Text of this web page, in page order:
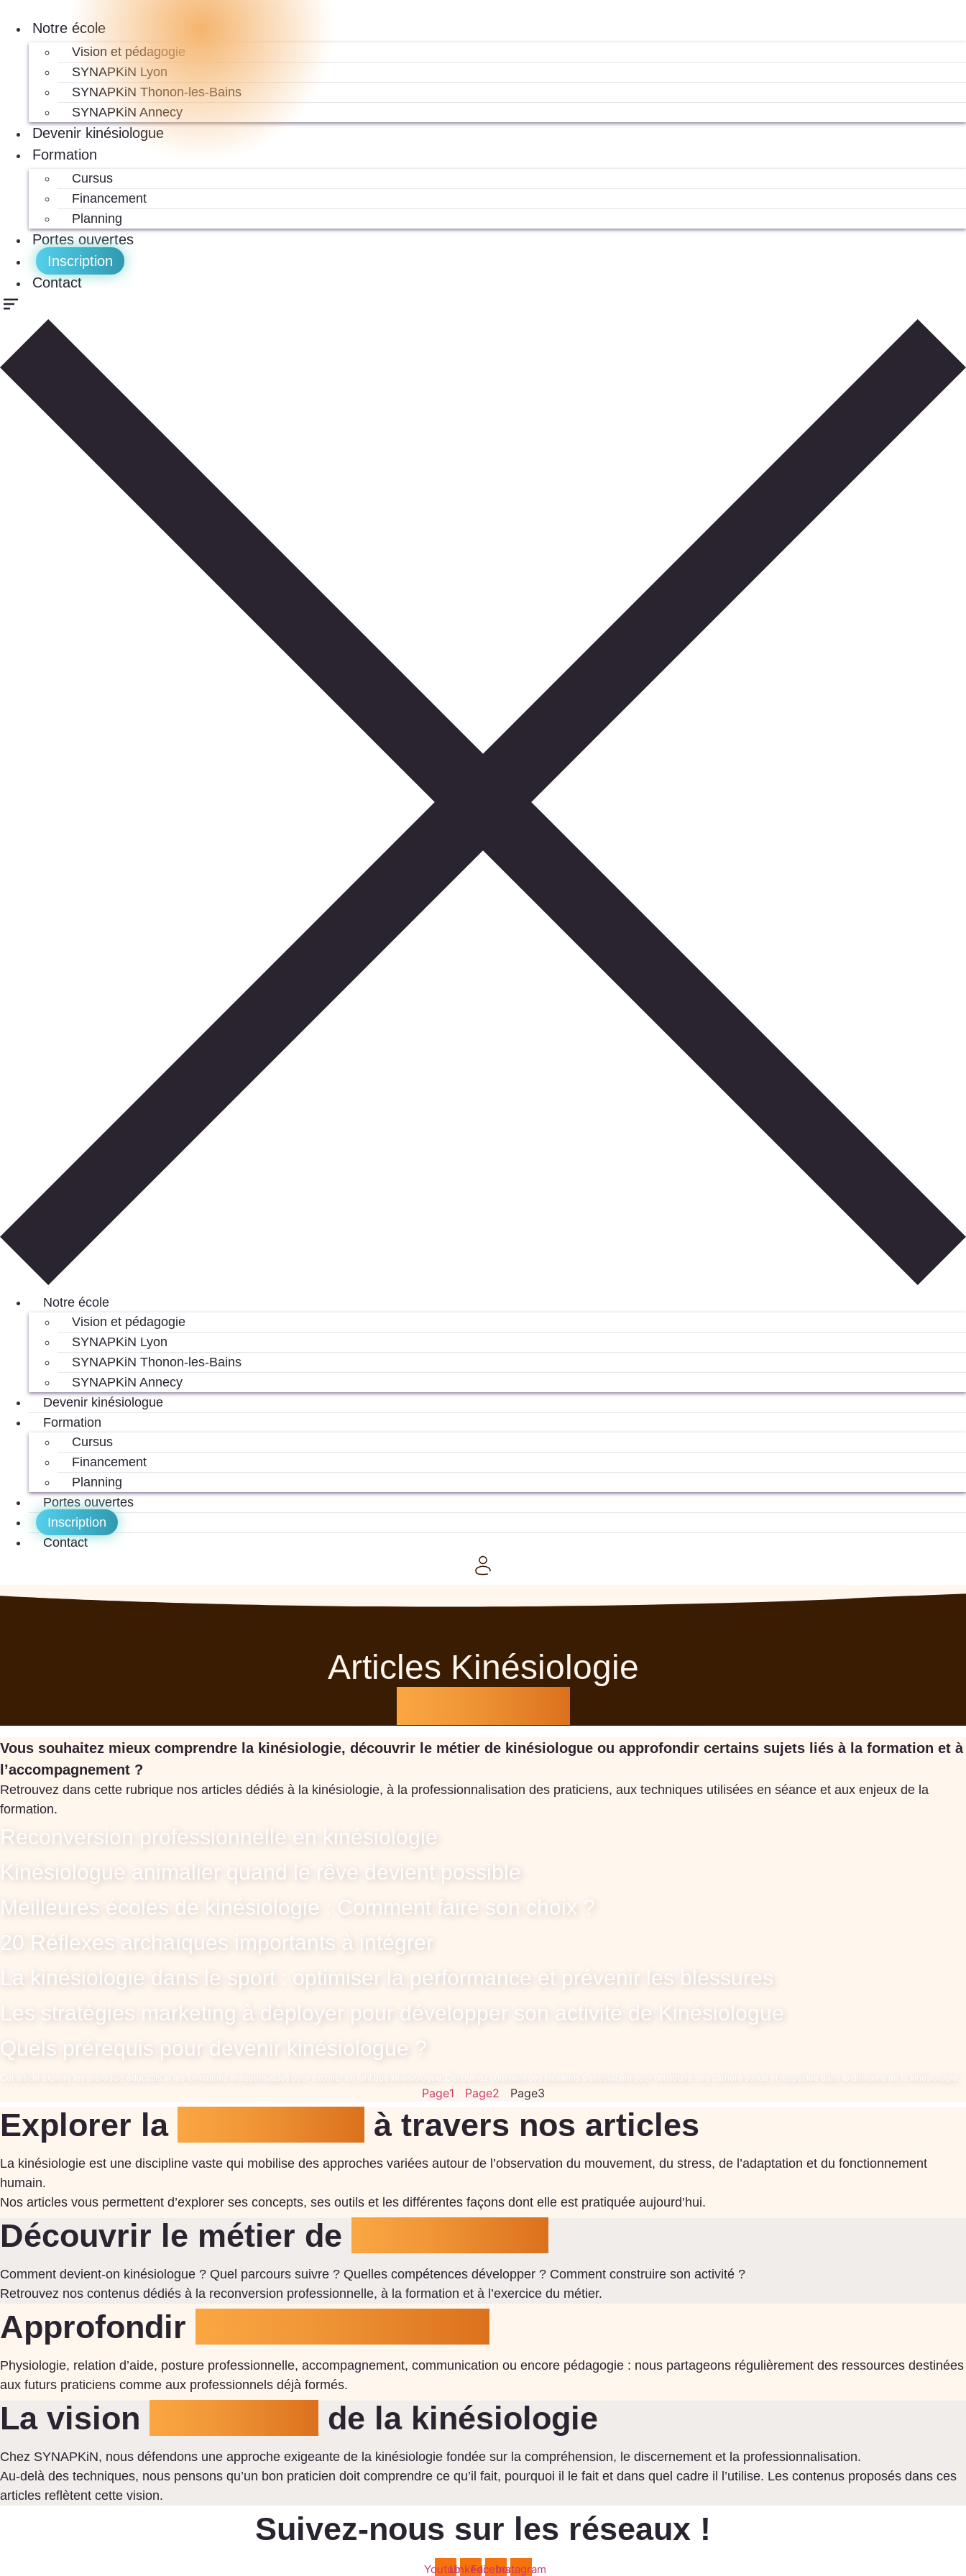
contenu
Notre école
Vision et pédagogie
SYNAPKiN Lyon
SYNAPKiN Thonon-les-Bains
SYNAPKiN Annecy
Devenir kinésiologue
Formation
Cursus
Financement
Planning
Portes ouvertes
Inscription
Contact
Notre école
Vision et pédagogie
SYNAPKiN Lyon
SYNAPKiN Thonon-les-Bains
SYNAPKiN Annecy
Devenir kinésiologue
Formation
Cursus
Financement
Planning
Portes ouvertes
Inscription
Contact
Articles Kinésiologie
Vous souhaitez mieux comprendre la kinésiologie, découvrir le métier de kinésiologue ou approfondir certains sujets liés à la formation et à
l’accompagnement ?
Retrouvez dans cette rubrique nos articles dédiés à la kinésiologie, à la professionnalisation des praticiens, aux techniques utilisées en séance et aux enjeux de la
formation.
Reconversion professionnelle en kinésiologie
Kinésiologue animalier quand le rêve devient possible
Meilleures écoles de kinésiologie : Comment faire son choix ?
20 Réflexes archaïques importants à intégrer ​
La kinésiologie dans le sport : optimiser la performance et prévenir les blessures
Les stratégies marketing à déployer pour développer son activité de Kinésiologue
Quels prérequis pour devenir kinésiologue ?
Cet article explore les prérequis éducatifs et les formations indispensables pour exceller en tant que kinésiologue. Découvrez comment ces éléments s'entrelacent pour construire une carrière solide et respectée dans le domaine de la kinésiologie.
Page1 Page2 Page3
Explorer la à travers nos articles
La kinésiologie est une discipline vaste qui mobilise des approches variées autour de l’observation du mouvement, du stress, de l’adaptation et du fonctionnement
humain.
Nos articles vous permettent d’explorer ses concepts, ses outils et les différentes façons dont elle est pratiquée aujourd’hui.
Découvrir le métier de
Comment devient-on kinésiologue ? Quel parcours suivre ? Quelles compétences développer ? Comment construire son activité ?
Retrouvez nos contenus dédiés à la reconversion professionnelle, à la formation et à l’exercice du métier.
Approfondir
Physiologie, relation d’aide, posture professionnelle, accompagnement, communication ou encore pédagogie : nous partageons régulièrement des ressources destinées
aux futurs praticiens comme aux professionnels déjà formés.
La vision de la kinésiologie
Chez SYNAPKiN, nous défendons une approche exigeante de la kinésiologie fondée sur la compréhension, le discernement et la professionnalisation.
Au-delà des techniques, nous pensons qu’un bon praticien doit comprendre ce qu’il fait, pourquoi il le fait et dans quel cadre il l’utilise. Les contenus proposés dans ces
articles reflètent cette vision.
Suivez-nous sur les réseaux !
YoutubeLinkedinFacebookInstagram